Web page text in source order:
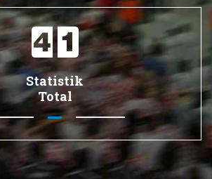
Statistik
Total